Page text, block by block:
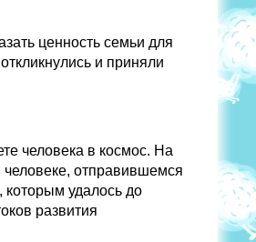
ценность семьи для
и приняли
человека в космос. На
отправившемся
которым удалось до
развития